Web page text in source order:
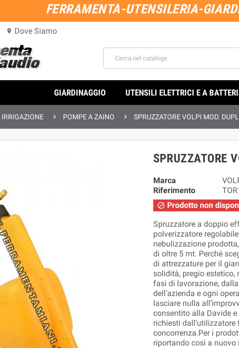
FERRAMENTA-UTENSILERIA-
location_on Dove Siamo
GIARDINAGGIO UTENSILI ELETTRICI E A
IRRIGAZIONE  POMPE A ZAINO  SPRUZZATORE VOLPI MOD.
SPRUZZATORE
Marca
Riferimento
 Prodotto non
Spruzzatore a doppio
polverizzatore
nebulizzazione
di oltre 5 mt. Perchè
di attrezzature per il
solidità, pregio
fasi di lavorazione,
dell’azienda e ogni
lasciare nulla
consentito alla Davide
richiesti
concorrenza.Per i
riportando così a nuovo